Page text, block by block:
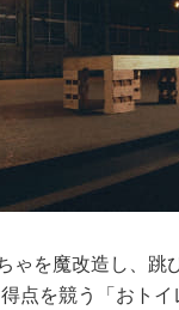
ゃを魔改造し、跳
点を競う「おト